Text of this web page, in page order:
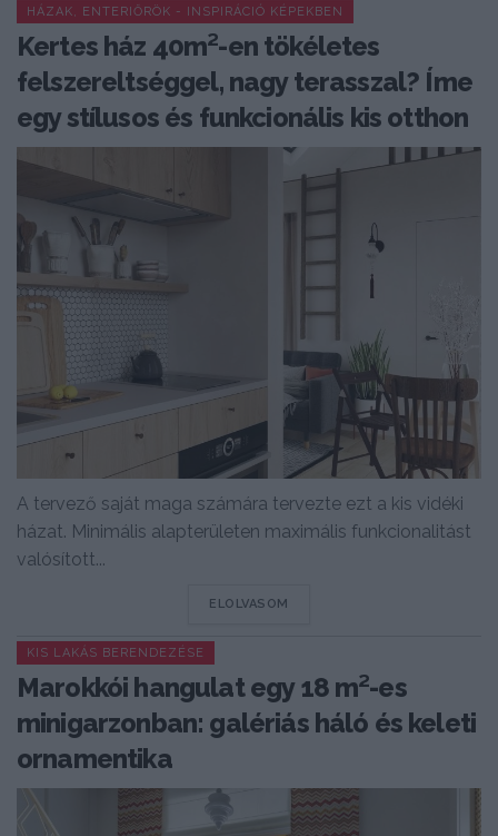
HÁZAK, ENTERIŐRÖK - INSPIRÁCIÓ KÉPEKBEN
Kertes ház 40m²-en tökéletes
felszereltséggel, nagy terasszal? Íme
egy stílusos és funkcionális kis otthon
A tervező saját maga számára tervezte ezt a kis vidéki
házat. Minimális alapterületen maximális funkcionalitást
valósított...
ELOLVASOM
KIS LAKÁS BERENDEZÉSE
Marokkói hangulat egy 18 m²-es
minigarzonban: galériás háló és keleti
ornamentika